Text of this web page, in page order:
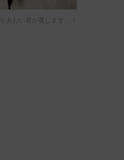
あおい君が覆します…！